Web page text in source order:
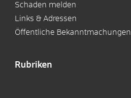
Schaden melden
Links & Adressen
Öffentliche Bekanntmachungen
Rubriken